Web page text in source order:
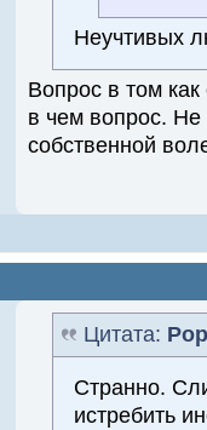
Неучтивых
Вопрос в том
в чем вопрос. Не
собственной
Цитата:
Странно.
истребить